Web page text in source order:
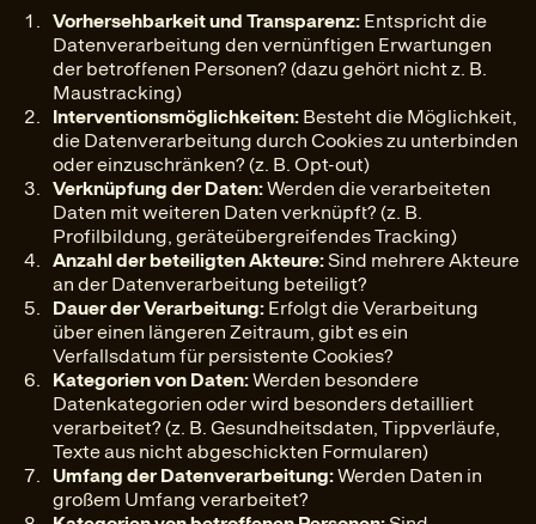
Vorhersehbarkeit und Transparenz: Entspricht die
Datenverarbeitung den vernünftigen Erwartungen
der betroffenen Personen? (dazu gehört nicht z. B.
Maustracking)
Interventionsmöglichkeiten: Besteht die Möglichkeit,
die Datenverarbeitung durch Cookies zu unterbinden
oder einzuschränken? (z. B. Opt-out)
Verknüpfung der Daten:Werden die verarbeiteten
Daten mit weiteren Daten verknüpft? (z. B.
Profilbildung, geräteübergreifendes Tracking)
Anzahl der beteiligten Akteure:Sind mehrere Akteure
an der Datenverarbeitung beteiligt?
Dauer der Verarbeitung: Erfolgt die Verarbeitung
über einen längeren Zeitraum, gibt es ein
Verfallsdatum für persistente Cookies?
Kategorien von Daten:Werden besondere
Datenkategorien oder wird besonders detailliert
verarbeitet? (z. B. Gesundheitsdaten, Tippverläufe,
Texte aus nicht abgeschickten Formularen)
Umfang der Datenverarbeitung:Werden Daten in
großem Umfang verarbeitet?